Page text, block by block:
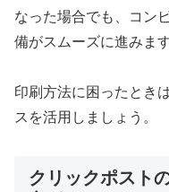
なった場合でも、コン
備がスムーズに進みます
印刷方法に困ったとき
スを活用しましょう。
クリックポスト